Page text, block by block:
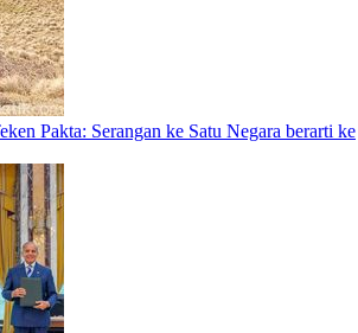
Pakta: Serangan ke Satu Negara berarti ke